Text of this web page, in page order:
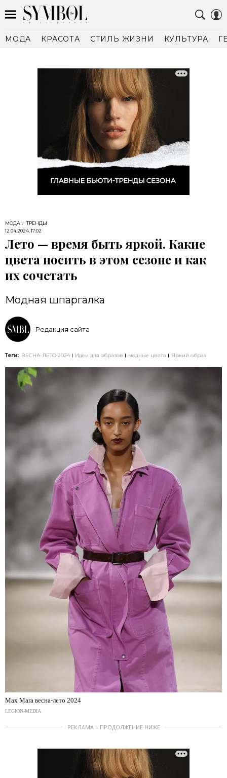
МОДА КРАСОТА СТИЛЬ ЖИЗНИ КУЛЬТУРА
МОДА
ТРЕНДЫ
12.04.2024, 17:02
Лето — время быть яркой. Какие
цвета носить в этом сезоне и как
их сочетать
Модная шпаргалка
Редакция сайта
Теги: ВЕСНА-ЛЕТО 2024 Идеи для образов модные цвета Яркий образ
Max Mara весна-лето 2024
LEGION-MEDIA
РЕКЛАМА – ПРОДОЛЖЕНИЕ НИЖЕ